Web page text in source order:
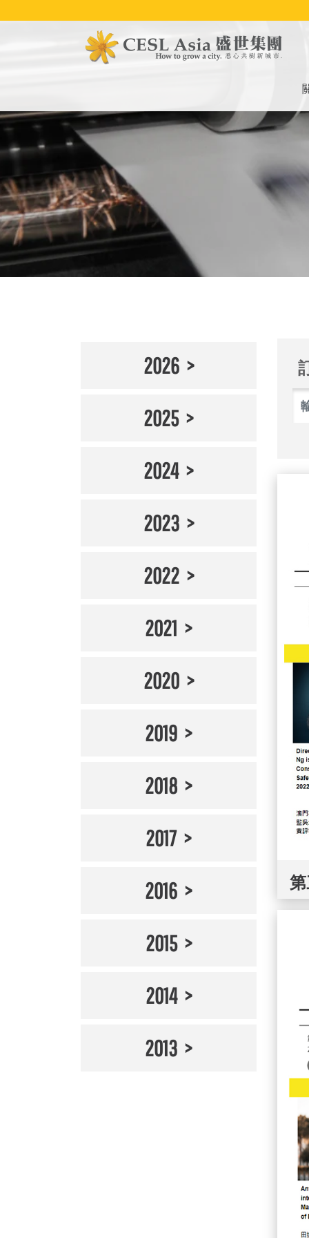
至
2026
2025
2024
2023
2022
2021
2020
2019
2018
2017
2016
2015
2014
2013